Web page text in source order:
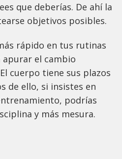
que deberías. De ahí la
objetivos posibles.
rápido en tus rutinas
apurar el cambio
cuerpo tiene sus plazos
de ello, si insistes en
podrías
y más mesura.